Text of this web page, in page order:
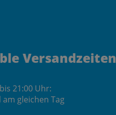
Versandzeiten
21:00 Uhr:
am gleichen Tag